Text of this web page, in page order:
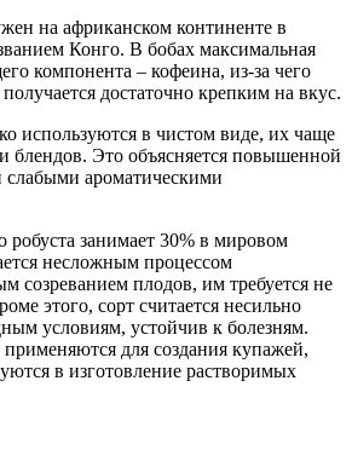
на африканском континенте в
Конго. В бобах максимальная
компонента – кофеина, из-за чего
достаточно крепким на вкус.
используются в чистом виде, их чаще
блендов. Это объясняется повышенной
слабыми ароматическими
робуста занимает 30% в мировом
несложным процессом
созреванием плодов, им требуется не
этого, сорт считается несильно
условиям, устойчив к болезням.
для создания купажей,
в изготовление растворимых